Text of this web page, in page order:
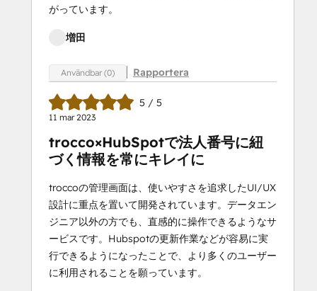
がっています。
増田
Användbar (0) Rapportera
5 / 5
11 mar 2023
trocco×HubSpotで法人番号に紐
づく情報を常にキレイに
troccoの管理画面は、使いやすさを追求したUI/UX
設計に重点を置いて開発されています。データエン
ジニア以外の方でも、直感的に操作できるようなサ
ービスです。Hubspotの更新作業などが容易に実
行できるようになったことで、より多くのユーザー
に利用されることを願っています。